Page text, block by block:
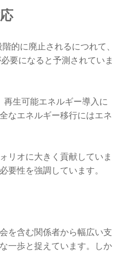
的に廃止されるにつれて、
要になると予測されていま
生可能エネルギー導入に
なエネルギー移行にはエネ
リオに大きく貢献していま
要性を強調しています。
を含む関係者から幅広い支
一歩と捉えています。しか